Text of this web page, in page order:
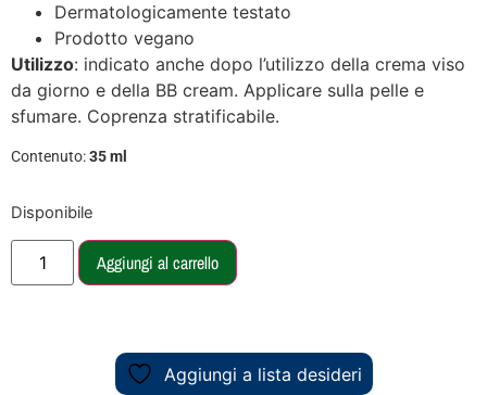
Dermatologicamente testato
Prodotto vegano
Utilizzo: indicato anche dopo l’utilizzo della crema viso
da giorno e della BB cream. Applicare sulla pelle e
sfumare. Coprenza stratificabile.
Contenuto:35 ml
Disponibile
Aggiungi al carrello
Aggiungi a lista desideri